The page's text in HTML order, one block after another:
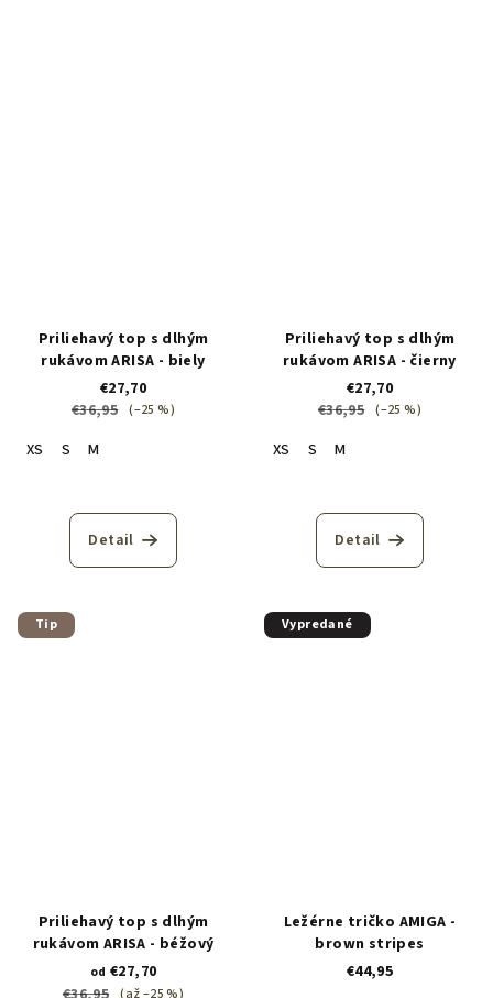
Priliehavý top s dlhým
rukávom ARISA - biely
€27,70
€36,95 (–25 %)
XS S M
Detail
Priliehavý top s dlhým
rukávom ARISA - čierny
€27,70
€36,95 (–25 %)
XS S M
Detail
Tip
Priliehavý top s dlhým
rukávom ARISA - béžový
od €27,70
(až –25 %)
Vypredané
Ležérne tričko AMIGA -
brown stripes
€44,95